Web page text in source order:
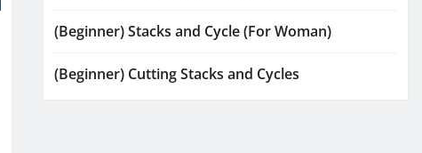
(Beginner) Stacks and Cycle (For Woman)
(Beginner) Cutting Stacks and Cycles